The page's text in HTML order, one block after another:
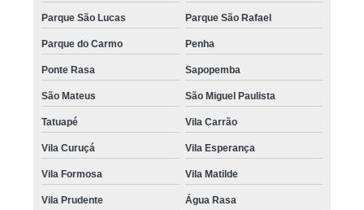
Parque São Lucas Parque São Rafael
Parque do Carmo Penha
Ponte Rasa Sapopemba
São Mateus São Miguel Paulista
Tatuapé Vila Carrão
Vila Curuçá Vila Esperança
Vila Formosa Vila Matilde
Vila Prudente
Água Rasa